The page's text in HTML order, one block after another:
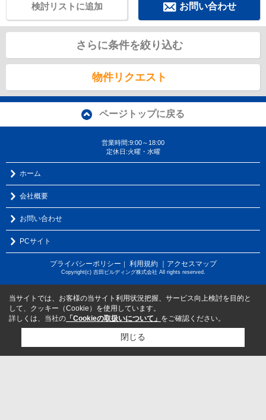
お問い合わせ
検討リストに追加
さらに条件を絞り込む
物件リクエスト
ページトップに戻る
営業時間:9:00～18:00
定休日:火曜・水曜
ホーム
会社概要
お問い合わせ
PCサイト
プライバシーポリシー ｜ 利用規約 ｜アクセスマップ
Copyright(c) 吉田ビルディング株式会社 All rights reserved.
当サイトでは、お客様の当サイト利用状況把握、サービス向上検討を目的と
して、クッキー（Cookie）を使用しています。
詳しくは、当社の 「Cookieの取扱いについて」 をご確認ください。
閉じる